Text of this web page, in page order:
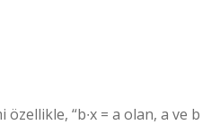
“b∙x = a olan, a ve b